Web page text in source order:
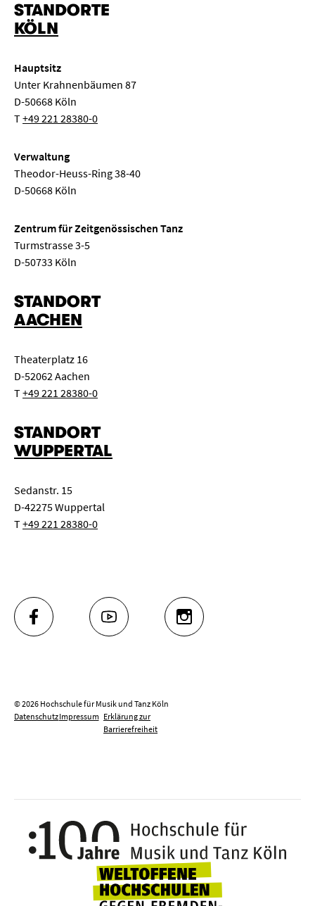
STANDORTE
KÖLN
Hauptsitz
Unter Krahnenbäumen 87
D-50668 Köln
T+49 221 28380-0
Verwaltung
Theodor-Heuss-Ring 38-40
D-50668 Köln
Zentrum für Zeitgenössischen Tanz
Turmstrasse 3-5
D-50733 Köln
STANDORT
AACHEN
Theaterplatz 16
D-52062 Aachen
T+49 221 28380-0
STANDORT
WUPPERTAL
Sedanstr. 15
D-42275 Wuppertal
T+49 221 28380-0
FACEBOOK YOUTUBE INSTAGRAM
© 2026 Hochschule für Musik und Tanz Köln
DatenschutzImpressum Erklärung zur
Barrierefreiheit